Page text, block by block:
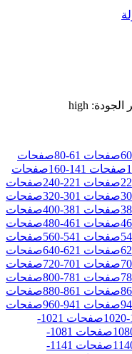
الجودة:
high
60صفحات 61
-
80صفحات
صفحات 141
-
160صفحات
صفحات 221
-
240صفحات
صفحات 301
-
320صفحات
صفحات 381
-
400صفحات
صفحات 461
-
480صفحات
صفحات 541
-
560صفحات
صفحات 621
-
640صفحات
صفحات 701
-
720صفحات
صفحات 781
-
800صفحات
صفحات 861
-
880صفحات
صفحات 941
-
960صفحات
-
1020صفحات 1021
-
صفحات 1081
-
صفحات 1141
-